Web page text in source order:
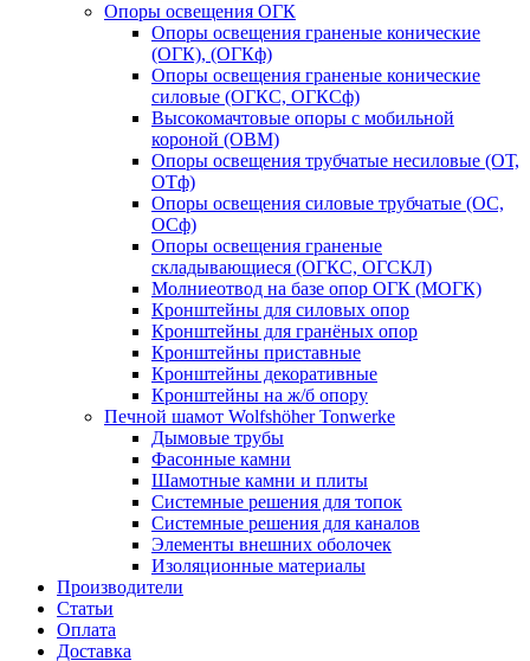
Опоры освещения ОГК
Опоры освещения граненые конические
(ОГК), (ОГКф)
Опоры освещения граненые конические
силовые (ОГКС, ОГКСф)
Высокомачтовые опоры с мобильной
короной (ОВМ)
Опоры освещения трубчатые несиловые (ОТ,
ОТф)
Опоры освещения силовые трубчатые (ОС,
ОСф)
Опоры освещения граненые
складывающиеся (ОГКС, ОГСКЛ)
Молниеотвод на базе опор ОГК (МОГК)
Кронштейны для силовых опор
Кронштейны для гранёных опор
Кронштейны приставные
Кронштейны декоративные
Кронштейны на ж/б опору
Печной шамот Wolfshöher Tonwerke
Дымовые трубы
Фасонные камни
Шамотные камни и плиты
Системные решения для топок
Системные решения для каналов
Элементы внешних оболочек
Изоляционные материалы
Производители
Статьи
Оплата
Доставка